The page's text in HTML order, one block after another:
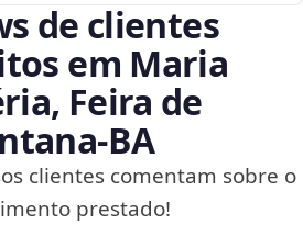
de clientes
em Maria
Feira de
clientes comentam sobre o
prestado!